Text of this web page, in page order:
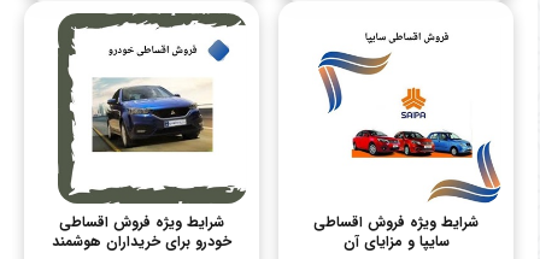
شرایط ویژه فروش اقساطی
سایپا و مزایای آن
شرایط ویژه فروش اقساطی
خودرو برای خریداران هوشمند